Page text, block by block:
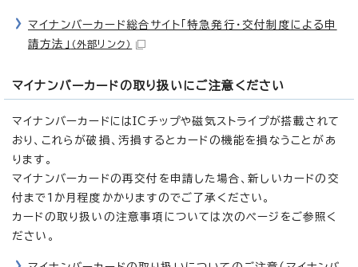
マイナンバーカード総合サイト「特急発行・交付制度による申
請方法」 （外部リンク）
マイナンバーカードの取り扱いにご注意ください
マイナンバーカードにはICチップや磁気ストライプが搭載されて
おり、これらが破損、汚損するとカードの機能を損なうことがあ
ります。
マイナンバーカードの再交付を申請した場合、新しいカードの交
付まで1か月程度かかりますのでご了承ください。
カードの取り扱いの注意事項については次のページをご参照く
ださい。